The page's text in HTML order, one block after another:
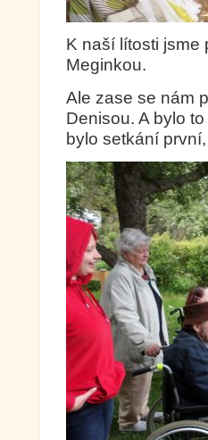
K naší lítosti jsme
Meginkou.
Ale zase se nám
Denisou. A bylo
bylo setkání